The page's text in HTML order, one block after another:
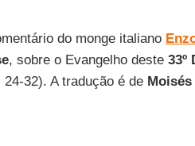
do monge italiano
, sobre o Evangelho deste 33º
32). A tradução é de